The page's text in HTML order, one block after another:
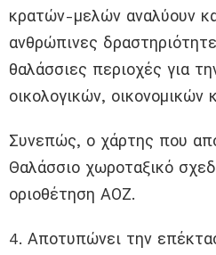
κρατών-μελών αναλύουν
ανθρώπινες
θαλάσσιες περιοχές για
οικολογικών, οικονομικών
Συνεπώς, ο χάρτης που
Θαλάσσιο χωροταξικό
οριοθέτηση ΑΟΖ.
4. Αποτυπώνει την